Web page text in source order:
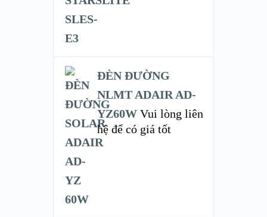
ĐÈN ĐƯỜNG
NLMT ADAIR AD-
YZ60W Vui lòng liên
hệ để có giá tốt